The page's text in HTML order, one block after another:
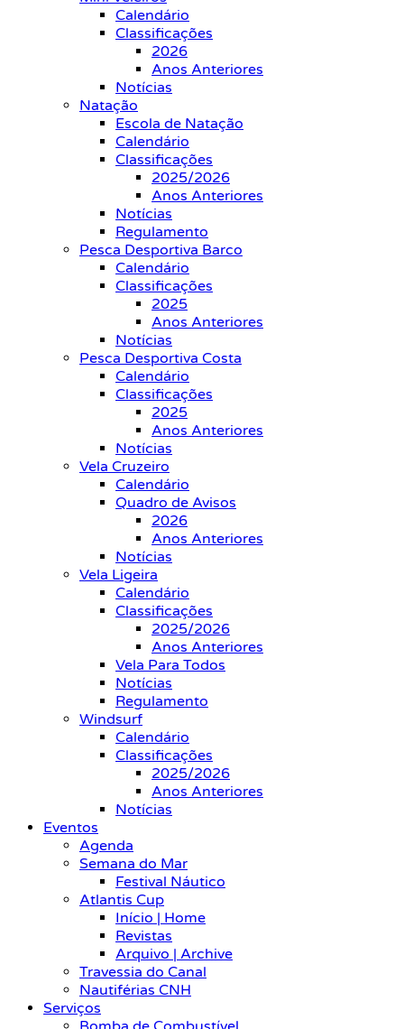
Calendário
Classificações
2026
Anos Anteriores
Notícias
Natação
Escola de Natação
Calendário
Classificações
2025/2026
Anos Anteriores
Notícias
Regulamento
Pesca Desportiva Barco
Calendário
Classificações
2025
Anos Anteriores
Notícias
Pesca Desportiva Costa
Calendário
Classificações
2025
Anos Anteriores
Notícias
Vela Cruzeiro
Calendário
Quadro de Avisos
2026
Anos Anteriores
Notícias
Vela Ligeira
Calendário
Classificações
2025/2026
Anos Anteriores
Vela Para Todos
Notícias
Regulamento
Windsurf
Calendário
Classificações
2025/2026
Anos Anteriores
Notícias
Eventos
Agenda
Semana do Mar
Festival Náutico
Atlantis Cup
Início | Home
Revistas
Arquivo | Archive
Travessia do Canal
Nautiférias CNH
Serviços